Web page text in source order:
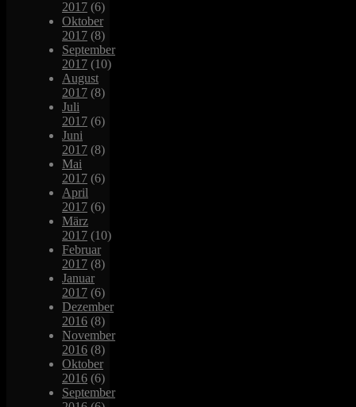
2017 (6)
Oktober
2017 (8)
September
2017 (10)
August
2017 (8)
Juli
2017 (6)
Juni
2017 (8)
Mai
2017 (6)
April
2017 (6)
März
2017 (10)
Februar
2017 (8)
Januar
2017 (6)
Dezember
2016 (8)
November
2016 (8)
Oktober
2016 (6)
September